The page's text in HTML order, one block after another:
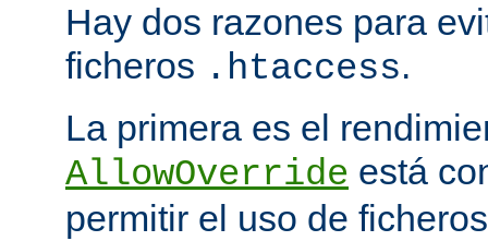
Hay dos razones para
ficheros .htaccess.
La primera es el
AllowOverride está
permitir el uso de